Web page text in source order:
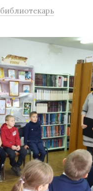
библиотекарь